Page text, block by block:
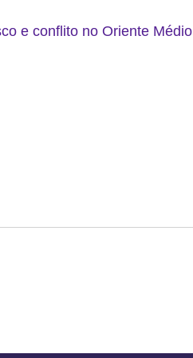
e conflito no Oriente Médio